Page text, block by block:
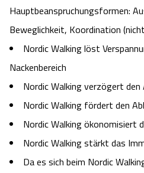
Adventure
Hauptbeanspruchungsformen:
Beweglichkeit, Koordination
Nordic Walking löst
Nackenbereich
Nordic Walking verzögert
Nordic Walking fördert den
Nordic Walking ökonomisiert
Nordic Walking stärkt das
Da es sich beim Nordic